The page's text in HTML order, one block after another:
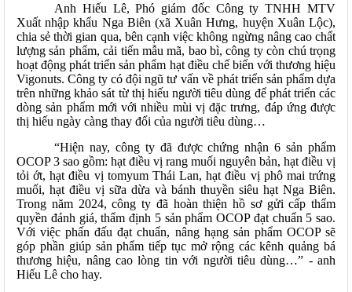
Anh Hiếu Lê, Phó giám đốc Công ty TNHH MTV
Xuất nhập khẩu Nga Biên (xã Xuân Hưng, huyện Xuân Lộc),
chia sẻ thời gian qua, bên cạnh việc không ngừng nâng cao chất
lượng sản phẩm, cải tiến mẫu mã, bao bì, công ty còn chú trọng
hoạt động phát triển sản phẩm hạt điều chế biến với thương hiệu
Vigonuts. Công ty có đội ngũ tư vấn về phát triển sản phẩm dựa
trên những khảo sát từ thị hiếu người tiêu dùng để phát triển các
dòng sản phẩm mới với nhiều mùi vị đặc trưng, đáp ứng được
thị hiếu ngày càng thay đổi của người tiêu dùng…
“Hiện nay, công ty đã được chứng nhận 6 sản phẩm
OCOP 3 sao gồm: hạt điều vị rang muối nguyên bản, hạt điều vị
tỏi ớt, hạt điều vị tomyum Thái Lan, hạt điều vị phô mai trứng
muối, hạt điều vị sữa dừa và bánh thuyền siêu hạt Nga Biên.
Trong năm 2024, công ty đã hoàn thiện hồ sơ gửi cấp thẩm
quyền đánh giá, thẩm định 5 sản phẩm OCOP đạt chuẩn 5 sao.
Với việc phấn đấu đạt chuẩn, nâng hạng sản phẩm OCOP sẽ
góp phần giúp sản phẩm tiếp tục mở rộng các kênh quảng bá
thương hiệu, nâng cao lòng tin với người tiêu dùng…” - anh
Hiếu Lê cho hay.